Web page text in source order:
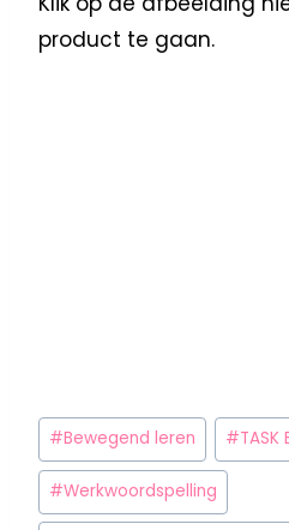
product te gaan.
#Bewegend leren #TASK
#Werkwoordspelling